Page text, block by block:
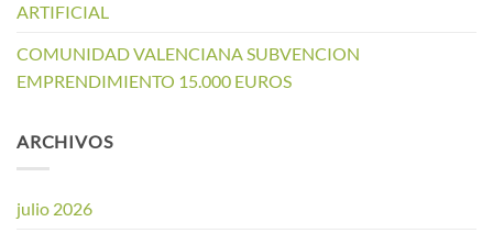
ARTIFICIAL
COMUNIDAD VALENCIANA SUBVENCION
EMPRENDIMIENTO 15.000 EUROS
ARCHIVOS
julio 2026